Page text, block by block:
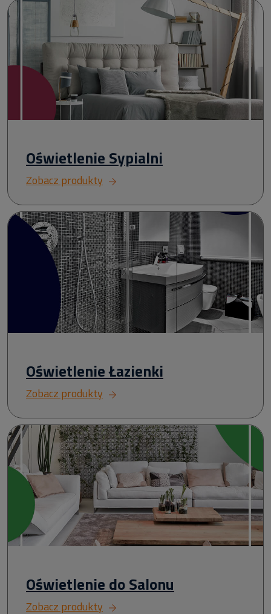
Oświetlenie Sypialni
Zobacz produkty
Oświetlenie Łazienki
Zobacz produkty
Oświetlenie do Salonu
Zobacz produkty